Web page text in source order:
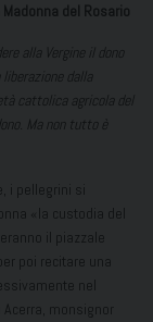
del Rosario
alla Vergine il dono
dalla
cattolica agricola del
Ma non tutto è
i pellegrini si
«la custodia del
il piazzale
poi recitare una
nel
monsignor